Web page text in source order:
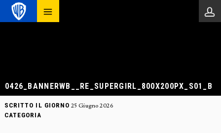
0426_BANNERWB__RE_SUPERGIRL_800X200PX_S01_B
SCRITTO IL GIORNO 25 Giugno 2026
CATEGORIA